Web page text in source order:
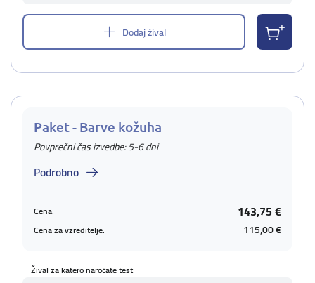
Dodaj žival
Paket - Barve kožuha
Povprečni čas izvedbe: 5-6 dni
Podrobno
Cena: 143,75 €
Cena za vzreditelje: 115,00 €
Žival za katero naročate test